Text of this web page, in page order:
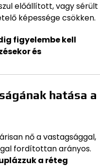
előállított, vagy sérült
képessége csökken.
figyelembe kell
és
hatása a
nő a vastagsággal,
fordítottan arányos.
a réteg